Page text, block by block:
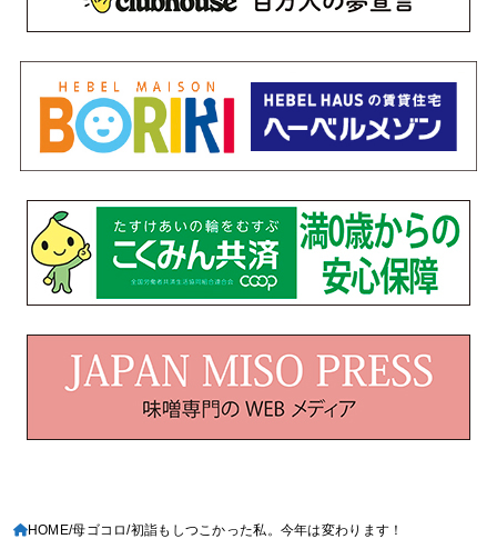
HOME 母ゴコロ 初詣もしつこかった私。今年は変わります！